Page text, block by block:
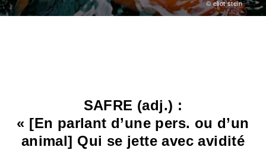
© eliot stein
SAFRE (adj.) :
« [En parlant d’une pers. ou d’un
animal] Qui se jette avec avidité